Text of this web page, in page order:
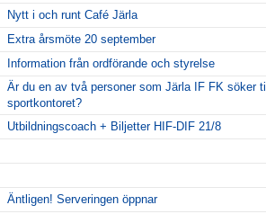
Nytt i och runt Café Järla
Extra årsmöte 20 september
Information från ordförande och styrelse
Är du en av två personer som Järla IF FK söker till
sportkontoret?
Utbildningscoach + Biljetter HIF-DIF 21/8
Äntligen! Serveringen öppnar